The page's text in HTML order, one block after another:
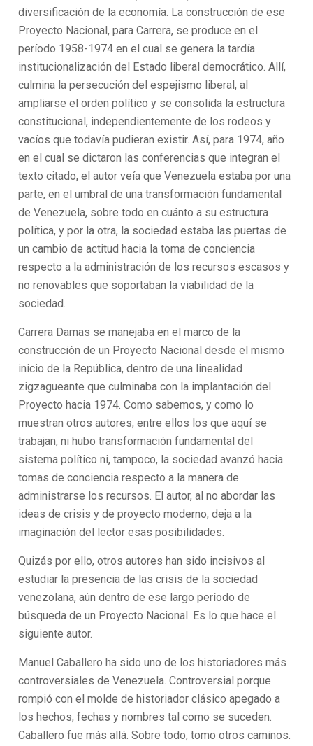
diversificación de la economía. La construcción de ese
Proyecto Nacional, para Carrera, se produce en el
período 1958-1974 en el cual se genera la tardía
institucionalización del Estado liberal democrático. Allí,
culmina la persecución del espejismo liberal, al
ampliarse el orden político y se consolida la estructura
constitucional, independientemente de los rodeos y
vacíos que todavía pudieran existir. Así, para 1974, año
en el cual se dictaron las conferencias que integran el
texto citado, el autor veía que Venezuela estaba por una
parte, en el umbral de una transformación fundamental
de Venezuela, sobre todo en cuánto a su estructura
política, y por la otra, la sociedad estaba las puertas de
un cambio de actitud hacia la toma de conciencia
respecto a la administración de los recursos escasos y
no renovables que soportaban la viabilidad de la
sociedad.
Carrera Damas se manejaba en el marco de la
construcción de un Proyecto Nacional desde el mismo
inicio de la República, dentro de una linealidad
zigzagueante que culminaba con la implantación del
Proyecto hacia 1974. Como sabemos, y como lo
muestran otros autores, entre ellos los que aquí se
trabajan, ni hubo transformación fundamental del
sistema político ni, tampoco, la sociedad avanzó hacia
tomas de conciencia respecto a la manera de
administrarse los recursos. El autor, al no abordar las
ideas de crisis y de proyecto moderno, deja a la
imaginación del lector esas posibilidades.
Quizás por ello, otros autores han sido incisivos al
estudiar la presencia de las crisis de la sociedad
venezolana, aún dentro de ese largo período de
búsqueda de un Proyecto Nacional. Es lo que hace el
siguiente autor.
Manuel Caballero ha sido uno de los historiadores más
controversiales de Venezuela. Controversial porque
rompió con el molde de historiador clásico apegado a
los hechos, fechas y nombres tal como se suceden.
Caballero fue más allá. Sobre todo, tomo otros caminos.